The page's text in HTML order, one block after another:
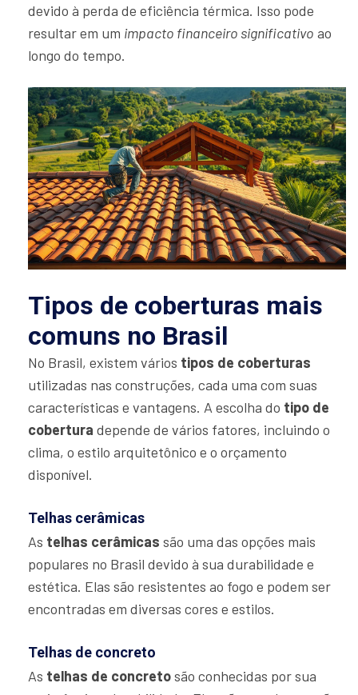
devido à perda de eficiência térmica. Isso pode
resultar em um impacto financeiro significativo ao
longo do tempo.
Tipos de coberturas mais
comuns no Brasil
No Brasil, existem vários tipos de coberturas
utilizadas nas construções, cada uma com suas
características e vantagens. A escolha do tipo de
cobertura depende de vários fatores, incluindo o
clima, o estilo arquitetônico e o orçamento
disponível.
Telhas cerâmicas
As telhas cerâmicas são uma das opções mais
populares no Brasil devido à sua durabilidade e
estética. Elas são resistentes ao fogo e podem ser
encontradas em diversas cores e estilos.
Telhas de concreto
As telhas de concretosão conhecidas por sua